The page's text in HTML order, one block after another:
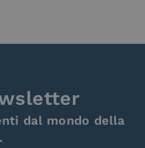
dal mondo della